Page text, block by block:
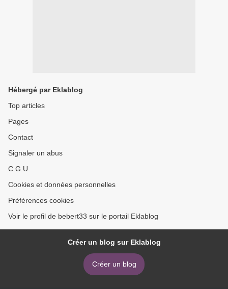
Hébergé par Eklablog
Top articles
Pages
Contact
Signaler un abus
C.G.U.
Cookies et données personnelles
Préférences cookies
Voir le profil de bebert33 sur le portail Eklablog
Créer un blog sur Eklablog
Créer un blog